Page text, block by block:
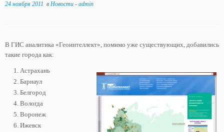
24 ноября 2011 в Новости - admin
В ГИС аналитика «Геоинтеллект», помимо уже существующих, добавились
такие города как:
Астрахань
Барнаул
Белгород
Вологда
Воронеж
Ижевск